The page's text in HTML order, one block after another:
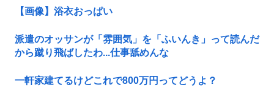
【画像】浴衣おっぱい
派遣のオッサンが「雰囲気」を「ふいんき」って読んだ
から蹴り飛ばしたわ...仕事舐めんな
一軒家建てるけどこれで800万円ってどうよ？